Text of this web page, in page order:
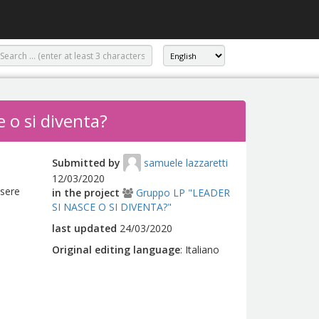
o si diventa?
Submitted by
samuele lazzaretti
12/03/2020
in the project
Gruppo LP "LEADER
SI NASCE O SI DIVENTA?"
last updated 24/03/2020
Original editing language: Italiano